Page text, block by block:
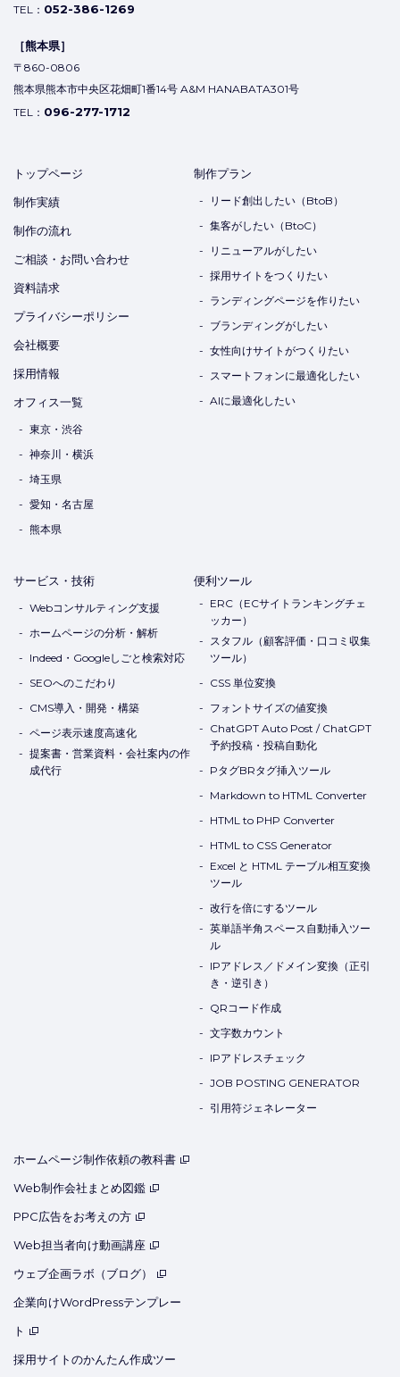
TEL： 052-386-1269
［熊本県］
〒860-0806
熊本県熊本市中央区花畑町1番14号 A&M HANABATA301号
TEL： 096-277-1712
トップページ
制作実績
制作の流れ
ご相談・お問い合わせ
資料請求
プライバシーポリシー
会社概要
採用情報
オフィス一覧
東京・渋谷
神奈川・横浜
埼玉県
愛知・名古屋
熊本県
制作プラン
リード創出したい（BtoB）
集客がしたい（BtoC）
リニューアルがしたい
採用サイトをつくりたい
ランディングページを作りたい
ブランディングがしたい
女性向けサイトがつくりたい
スマートフォンに最適化したい
AIに最適化したい
サービス・技術
Webコンサルティング支援
ホームページの分析・解析
Indeed・Googleしごと検索対応
SEOへのこだわり
CMS導入・開発・構築
ページ表示速度高速化
提案書・営業資料・会社案内の作
成代行
便利ツール
ERC（ECサイトランキングチェ
ッカー）
スタフル（顧客評価・口コミ収集
ツール）
CSS 単位変換
フォントサイズの値変換
ChatGPT Auto Post / ChatGPT
予約投稿・投稿自動化
PタグBRタグ挿入ツール
Markdown to HTML Converter
HTML to PHP Converter
HTML to CSS Generator
Excel と HTML テーブル相互変換
ツール
改行を倍にするツール
英単語半角スペース自動挿入ツー
ル
IPアドレス／ドメイン変換（正引
き・逆引き）
QRコード作成
文字数カウント
IPアドレスチェック
JOB POSTING GENERATOR
引用符ジェネレーター
ホームページ制作依頼の教科書
Web制作会社まとめ図鑑
PPC広告をお考えの方
Web担当者向け動画講座
ウェブ企画ラボ（ブログ）
企業向けWordPressテンプレー
ト
採用サイトのかんたん作成ツー